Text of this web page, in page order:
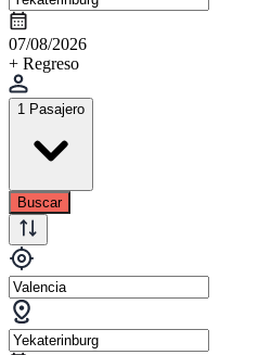
07/08/2026
+ Regreso
1 Pasajero
Buscar